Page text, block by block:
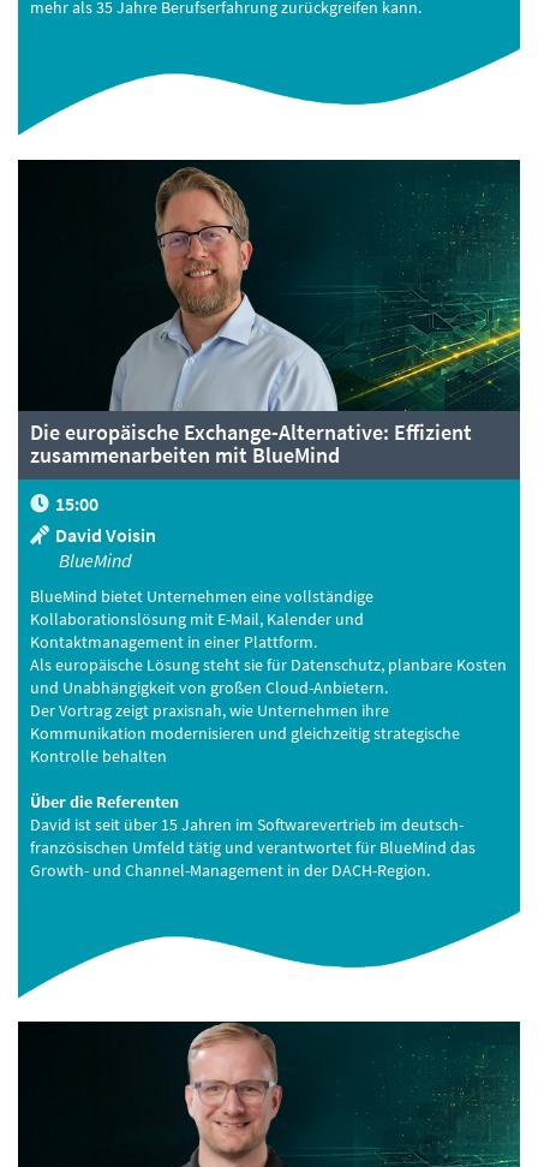
mehr als 35 Jahre Berufserfahrung zurückgreifen kann.
Die europäische Exchange-Alternative: Effizient
zusammenarbeiten mit BlueMind
15:00
David Voisin
BlueMind
BlueMind bietet Unternehmen eine vollständige
Kollaborationslösung mit E-Mail, Kalender und
Kontaktmanagement in einer Plattform.
Als europäische Lösung steht sie für Datenschutz, planbare Kosten
und Unabhängigkeit von großen Cloud-Anbietern.
Der Vortrag zeigt praxisnah, wie Unternehmen ihre
Kommunikation modernisieren und gleichzeitig strategische
Kontrolle behalten
Über die Referenten
David ist seit über 15 Jahren im Softwarevertrieb im deutsch-
französischen Umfeld tätig und verantwortet für BlueMind das
Growth- und Channel-Management in der DACH-Region.